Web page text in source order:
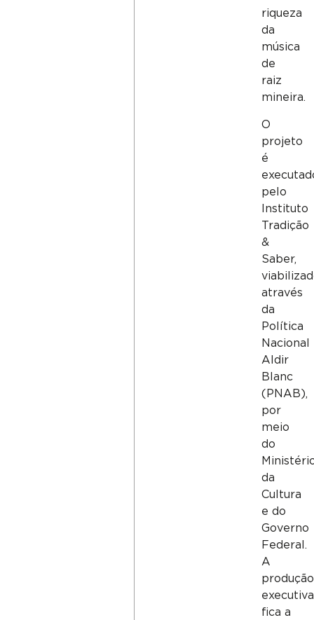
riqueza
da
música
de
raiz
mineira.
O
projeto
é
pelo
Instituto
Tradição
&
Saber,
através
da
Política
Nacional
Aldir
Blanc
(PNAB),
por
meio
do
da
Cultura
e do
Governo
Federal.
A
produção
executiva
fica a